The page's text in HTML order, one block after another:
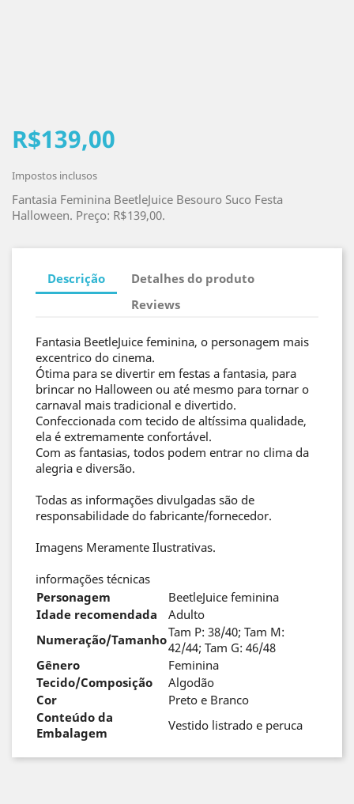
R$139,00
Impostos inclusos
Fantasia Feminina BeetleJuice Besouro Suco Festa
Halloween. Preço: R$139,00.
Descrição
Detalhes do produto
Reviews
Fantasia BeetleJuice feminina, o personagem mais
excentrico do cinema.
Ótima para se divertir em festas a fantasia, para
brincar no Halloween ou até mesmo para tornar o
carnaval mais tradicional e divertido.
Confeccionada com tecido de altíssima qualidade,
ela é extremamente confortável.
Com as fantasias, todos podem entrar no clima da
alegria e diversão.
Todas as informações divulgadas são de
responsabilidade do fabricante/fornecedor.
Imagens Meramente Ilustrativas.
informações técnicas
Personagem
BeetleJuice feminina
Idade recomendada
Adulto
Numeração/TamanhoTam P: 38/40; Tam M:
42/44; Tam G: 46/48
Gênero
Feminina
Tecido/Composição
Algodão
Cor
Preto e Branco
Conteúdo da
Embalagem
Vestido listrado e peruca